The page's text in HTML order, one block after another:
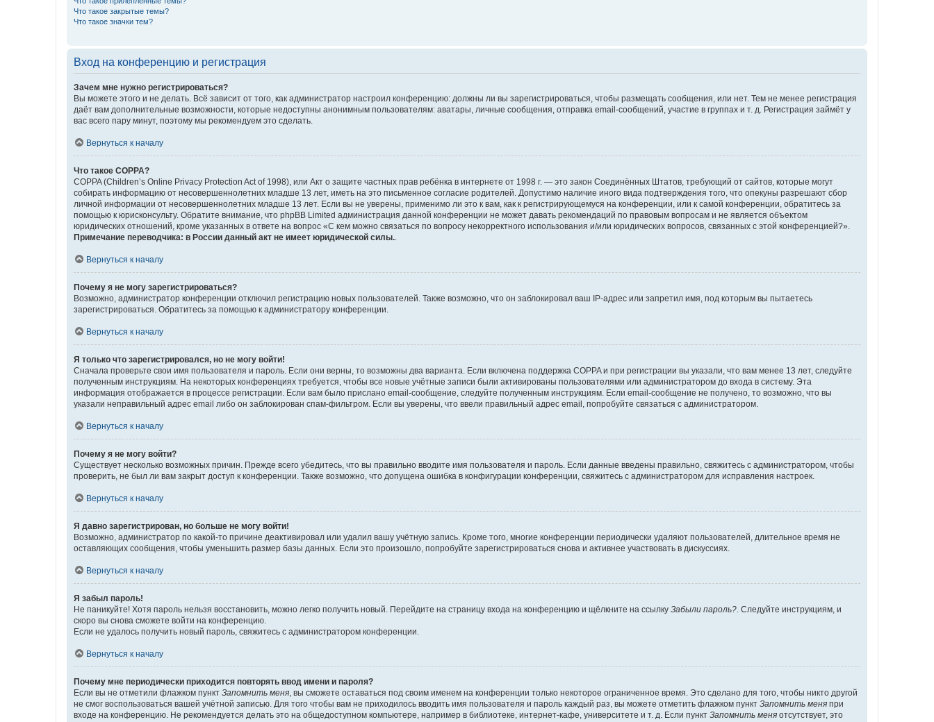
Что такое закрытые темы?
Что такое значки тем?
Вход на конференцию и регистрация
Зачем мне нужно регистрироваться?
Вы можете этого и не делать. Всё зависит от того, как администратор настроил конференцию: должны ли вы зарегистрироваться, чтобы размещать сообщения, или нет. Тем не менее регистрация
даёт вам дополнительные возможности, которые недоступны анонимным пользователям: аватары, личные сообщения, отправка email-сообщений, участие в группах и т. д. Регистрация займёт у
вас всего пару минут, поэтому мы рекомендуем это сделать.
Вернуться к началу
Что такое COPPA?
COPPA (Children’s Online Privacy Protection Act of 1998), или Акт о защите частных прав ребёнка в интернете от 1998 г. — это закон Соединённых Штатов, требующий от сайтов, которые могут
собирать информацию от несовершеннолетних младше 13 лет, иметь на это письменное согласие родителей. Допустимо наличие иного вида подтверждения того, что опекуны разрешают сбор
личной информации от несовершеннолетних младше 13 лет. Если вы не уверены, применимо ли это к вам, как к регистрирующемуся на конференции, или к самой конференции, обратитесь за
помощью к юрисконсульту. Обратите внимание, что phpBB Limited администрация данной конференции не может давать рекомендаций по правовым вопросам и не является объектом
юридических отношений, кроме указанных в ответе на вопрос «С кем можно связаться по вопросу некорректного использования и/или юридических вопросов, связанных с этой конференцией?».
Примечание переводчика: в России данный акт не имеет юридической силы.
Вернуться к началу
Почему я не могу зарегистрироваться?
Возможно, администратор конференции отключил регистрацию новых пользователей. Также возможно, что он заблокировал ваш IP-адрес или запретил имя, под которым вы пытаетесь
зарегистрироваться. Обратитесь за помощью к администратору конференции.
Вернуться к началу
Я только что зарегистрировался, но не могу войти!
Сначала проверьте свои имя пользователя и пароль. Если они верны, то возможны два варианта. Если включена поддержка COPPA и при регистрации вы указали, что вам менее 13 лет, следуйте
полученным инструкциям. На некоторых конференциях требуется, чтобы все новые учётные записи были активированы пользователями или администратором до входа в систему. Эта
информация отображается в процессе регистрации. Если вам было прислано email-сообщение, следуйте полученным инструкциям. Если email-сообщение не получено, то возможно, что вы
указали неправильный адрес email либо он заблокирован спам-фильтром. Если вы уверены, что ввели правильный адрес email, попробуйте связаться с администратором.
Вернуться к началу
Почему я не могу войти?
Существует несколько возможных причин. Прежде всего убедитесь, что вы правильно вводите имя пользователя и пароль. Если данные введены правильно, свяжитесь с администратором, чтобы
проверить, не был ли вам закрыт доступ к конференции. Также возможно, что допущена ошибка в конфигурации конференции, свяжитесь с администратором для исправления настроек.
Вернуться к началу
Я давно зарегистрирован, но больше не могу войти!
Возможно, администратор по какой-то причине деактивировал или удалил вашу учётную запись. Кроме того, многие конференции периодически удаляют пользователей, длительное время не
оставляющих сообщения, чтобы уменьшить размер базы данных. Если это произошло, попробуйте зарегистрироваться снова и активнее участвовать в дискуссиях.
Вернуться к началу
Я забыл пароль!
Не паникуйте! Хотя пароль нельзя восстановить, можно легко получить новый. Перейдите на страницу входа на конференцию и щёлкните на ссылку Забыли пароль? . Следуйте инструкциям, и
скоро вы снова сможете войти на конференцию.
Если не удалось получить новый пароль, свяжитесь с администратором конференции.
Вернуться к началу
Почему мне периодически приходится повторять ввод имени и пароля?
Если вы не отметили флажком пункт Запомнить меня , вы сможете оставаться под своим именем на конференции только некоторое ограниченное время. Это сделано для того, чтобы никто другой
не смог воспользоваться вашей учётной записью. Для того чтобы вам не приходилось вводить имя пользователя и пароль каждый раз, вы можете отметить флажком пункт Запомнить меня при
входе на конференцию. Не рекомендуется делать это на общедоступном компьютере, например в библиотеке, интернет-кафе, университете и т. д. Если пункт Запомнить меня отсутствует, это